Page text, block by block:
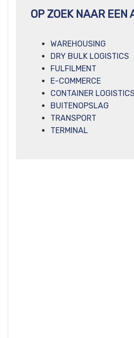
OP ZOEK NAAR EEN
WAREHOUSING
DRY BULK LOGISTICS
FULFILMENT
E-COMMERCE
CONTAINER LOGISTICS
BUITENOPSLAG
TRANSPORT
TERMINAL